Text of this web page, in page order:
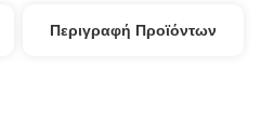
Περιγραφή Προϊόντων